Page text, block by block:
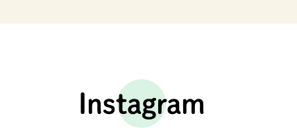
Instagram